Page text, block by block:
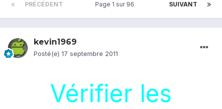
PRÉCÉDENT SUIVANT
Page 1 sur 96
kevin1969
Posté(e) 17 septembre 2011
Vérifier les